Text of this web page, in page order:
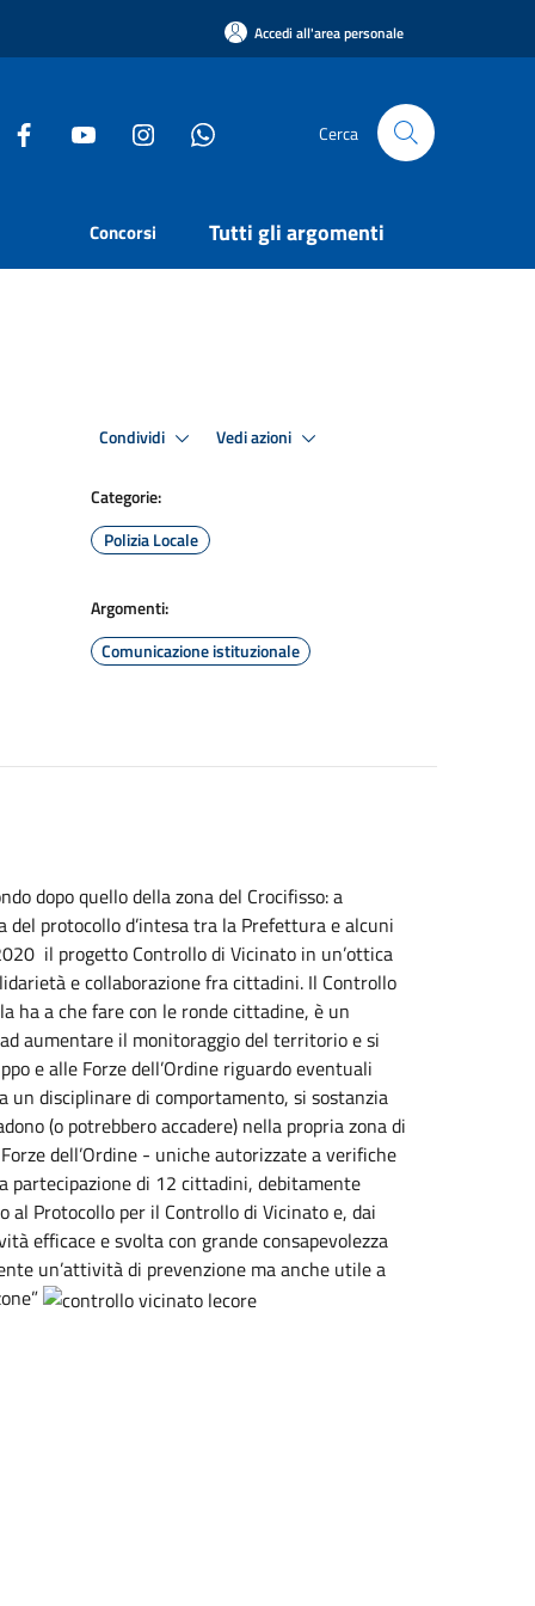
Accedi all'area personale
Cerca
Concorsi Tutti gli argomenti
Condividi Vedi azioni
Categorie:
Polizia Locale
Argomenti:
Comunicazione istituzionale
dopo quello della zona del Crocifisso: a
protocollo d’intesa tra la Prefettura e alcuni
il progetto Controllo di Vicinato in un’ottica
e collaborazione fra cittadini. Il Controllo
ha a che fare con le ronde cittadine, è un
aumentare il monitoraggio del territorio e si
e alle Forze dell’Ordine riguardo eventuali
un disciplinare di comportamento, si sostanzia
(o potrebbero accadere) nella propria zona di
dell’Ordine - uniche autorizzate a verifiche
partecipazione di 12 cittadini, debitamente
al Protocollo per il Controllo di Vicinato e, dai
efficace e svolta con grande consapevolezza
un’attività di prevenzione ma anche utile a